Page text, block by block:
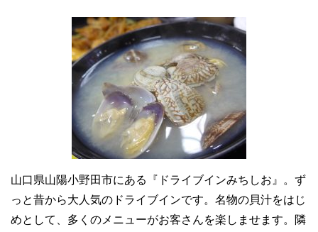
山口県山陽小野田市にある『ドライブインみちしお』。ず
っと昔から大人気のドライブインです。名物の貝汁をはじ
めとして、多くのメニューがお客さんを楽しませます。隣